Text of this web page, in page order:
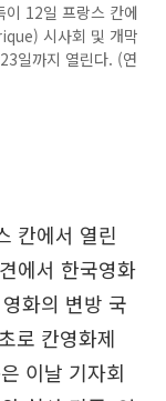
12일 프랑스 칸에
시사회 및 개막
일까지 열린다. (연
칸에서 열린
에서 한국영화
화의 변방 국
로 칸영화제
이날 기자회